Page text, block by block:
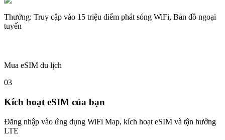
Thưởng: Truy cập vào 15 triệu điểm phát sóng WiFi, Bản đồ ngoại
tuyến
Mua eSIM du lịch
03
Kích hoạt eSIM của bạn
Đăng nhập vào ứng dụng WiFi Map, kích hoạt eSIM và tận hưởng
LTE